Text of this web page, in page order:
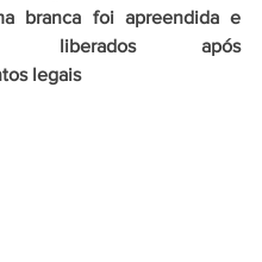
branca foi apreendida e
liberados após
legais